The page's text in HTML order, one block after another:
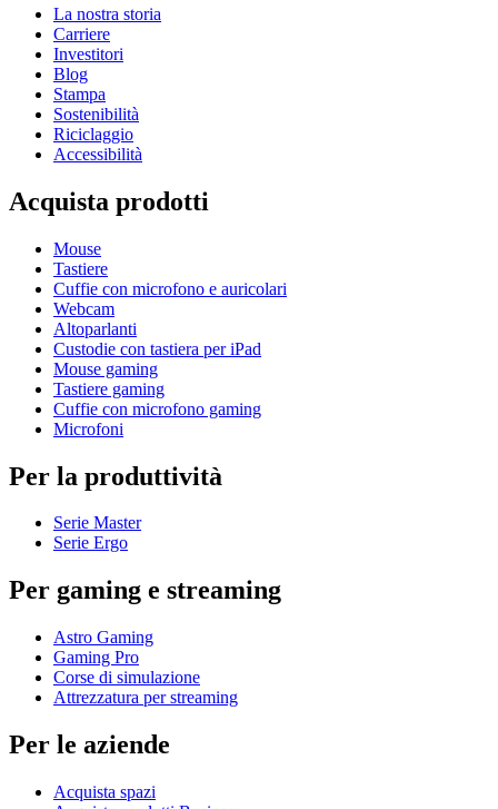
La nostra storia
Carriere
Investitori
Blog
Stampa
Sostenibilità
Riciclaggio
Accessibilità
Acquista prodotti
Mouse
Tastiere
Cuffie con microfono e auricolari
Webcam
Altoparlanti
Custodie con tastiera per iPad
Mouse gaming
Tastiere gaming
Cuffie con microfono gaming
Microfoni
Per la produttività
Serie Master
Serie Ergo
Per gaming e streaming
Astro Gaming
Gaming Pro
Corse di simulazione
Attrezzatura per streaming
Per le aziende
Acquista spazi